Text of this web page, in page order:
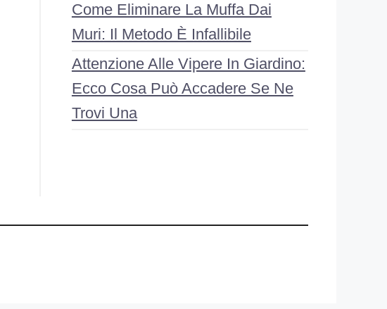
Come Eliminare La Muffa Dai
Muri: Il Metodo È Infallibile
Attenzione Alle Vipere In Giardino:
Ecco Cosa Può Accadere Se Ne
Trovi Una